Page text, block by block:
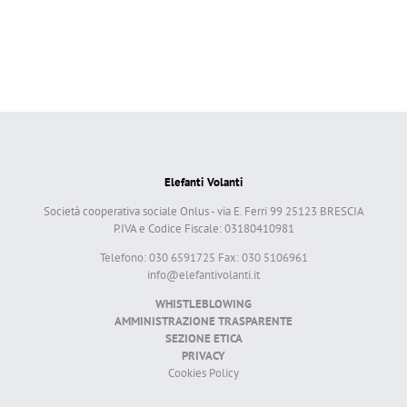
Elefanti Volanti
Società cooperativa sociale Onlus - via E. Ferri 99 25123 BRESCIA
P.IVA e Codice Fiscale: 03180410981
Telefono: 030 6591725 Fax: 030 5106961
info@elefantivolanti.it
WHISTLEBLOWING
AMMINISTRAZIONE TRASPARENTE
SEZIONE ETICA
PRIVACY
Cookies Policy